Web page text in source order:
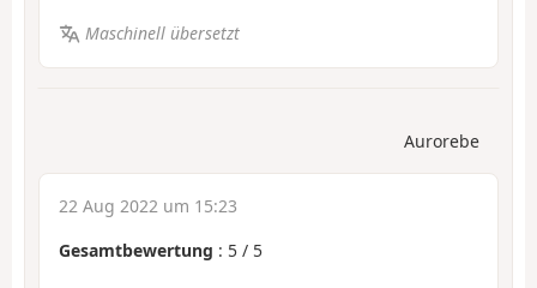
Maschinell übersetzt
Aurorebe
22 Aug 2022 um 15:23
Gesamtbewertung : 5 / 5